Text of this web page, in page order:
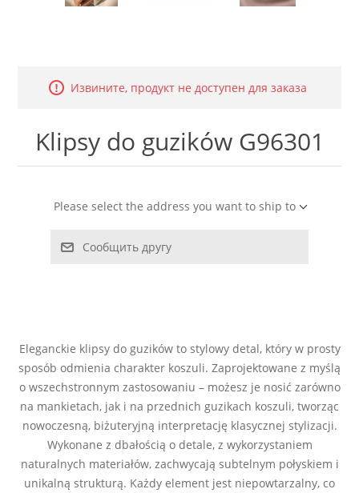
LABRADORYT
MASA PERŁOWA
RODOCHROZYT
Извините, продукт не доступен для заказа
Klipsy do guzików G96301
Please select the address you want to ship to
Сообщить другу
Eleganckie klipsy do guzików to stylowy detal, który w prosty
sposób odmienia charakter koszuli. Zaprojektowane z myślą
o wszechstronnym zastosowaniu – możesz je nosić zarówno
na mankietach, jak i na przednich guzikach koszuli, tworząc
nowoczesną, biżuteryjną interpretację klasycznej stylizacji.
Wykonane z dbałością o detale, z wykorzystaniem
naturalnych materiałów, zachwycają subtelnym połyskiem i
unikalną strukturą. Każdy element jest niepowtarzalny, co